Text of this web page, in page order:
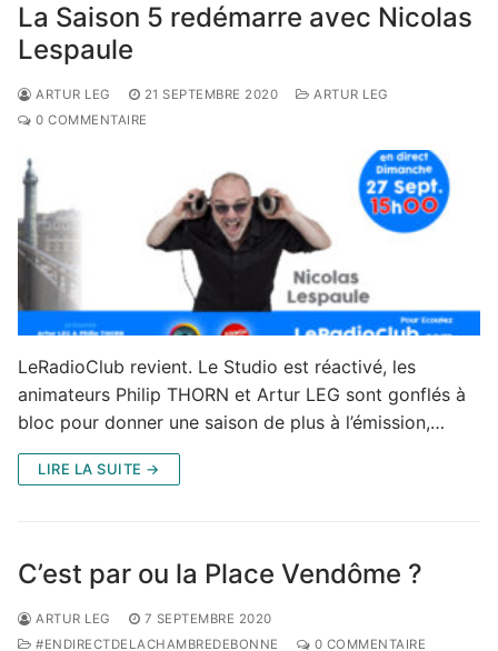
La Saison 5 redémarre avec Nicolas
Lespaule
ARTUR LEG 21 SEPTEMBRE 2020
ARTUR LEG
0 COMMENTAIRE
LeRadioClub revient. Le Studio est réactivé, les
animateurs Philip THORN et Artur LEG sont gonflés à
bloc pour donner une saison de plus à l’émission,…
LIRE LA SUITE →
C’est par ou la Place Vendôme ?
ARTUR LEG
7 SEPTEMBRE 2020
#ENDIRECTDELACHAMBREDEBONNE
0 COMMENTAIRE